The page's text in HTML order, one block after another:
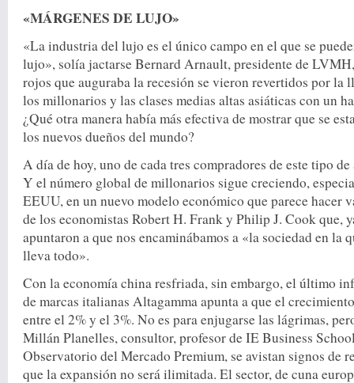
«MÁRGENES DE LUJO»
«La industria del lujo es el único campo en el que se
lujo», solía jactarse Bernard Arnault, presidente de
rojos que auguraba la recesión se vieron revertidos por la
los millonarios y las clases medias altas asiáticas con un
¿Qué otra manera había más efectiva de mostrar que se
los nuevos dueños del mundo?
A día de hoy, uno de cada tres compradores de este tipo
Y el número global de millonarios sigue creciendo,
EEUU, en un nuevo modelo económico que parece hacer
de los economistas Robert H. Frank y Philip J. Cook que,
apuntaron a que nos encaminábamos a «la sociedad en la
lleva todo».
Con la economía china resfriada, sin embargo, el último
de marcas italianas Altagamma apunta a que el
entre el 2% y el 3%. No es para enjugarse las lágrimas,
Millán Planelles, consultor, profesor de IE Business
Observatorio del Mercado Premium, se avistan signos de
que la expansión no será ilimitada. El sector, de cuna